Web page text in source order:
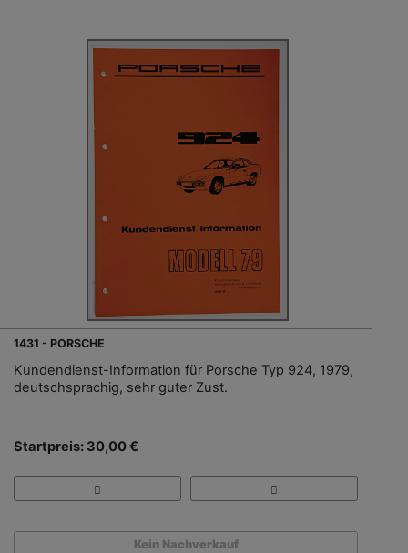
1431 - PORSCHE
Kundendienst-Information für Porsche Typ 924, 1979,
deutschsprachig, sehr guter Zust.
Startpreis: 30,00 €
Kein Nachverkauf